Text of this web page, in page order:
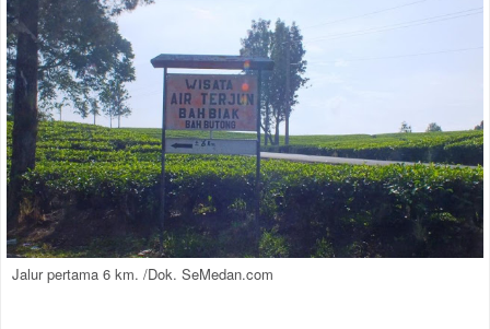
Jalur pertama 6 km. /Dok. SeMedan.com